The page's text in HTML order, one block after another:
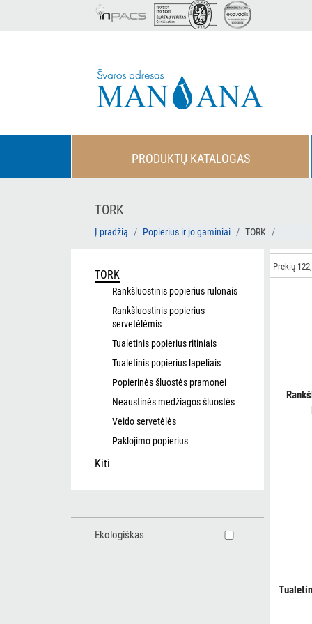
PRODUKTŲ KATALOGAS
TORK
Į pradžią Popierius ir jo gaminiai TORK
TORK
Rankšluostinis popierius rulonais
Rankšluostinis popierius
servetėlėmis
Tualetinis popierius ritiniais
Tualetinis popierius lapeliais
Popierinės šluostės pramonei
Neaustinės medžiagos šluostės
Veido servetėlės
Paklojimo popierius
Kiti
Ekologiškas
Prekių